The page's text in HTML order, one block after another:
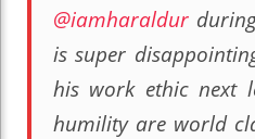
@iamharaldur
is super
his work ethic next
humility are world